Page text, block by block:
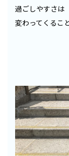
過ごしやすさは
変わってくるこ